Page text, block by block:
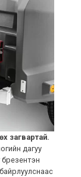
загвартай.
дагуу